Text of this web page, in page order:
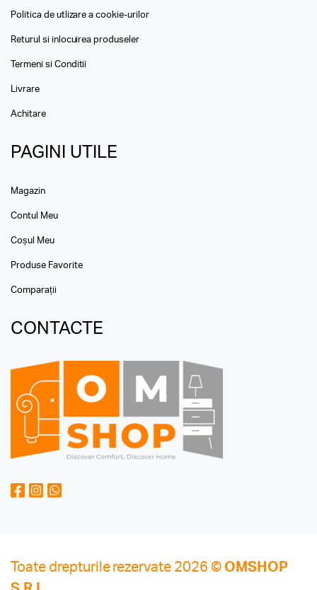
Politica de utlizare a cookie-urilor
Returul si inlocuirea produseler
Termeni si Conditii
Livrare
Achitare
PAGINI UTILE
Magazin
Contul Meu
Coșul Meu
Produse Favorite
Comparații
CONTACTE
Toate drepturile rezervate 2026 © OMSHOP